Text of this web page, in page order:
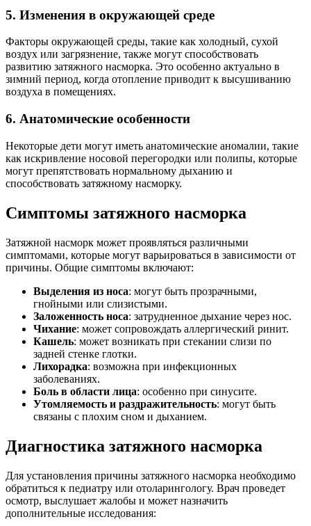
5. Изменения в окружающей среде
Факторы окружающей среды, такие как холодный, сухой
воздух или загрязнение, также могут способствовать
развитию затяжного насморка. Это особенно актуально в
зимний период, когда отопление приводит к высушиванию
воздуха в помещениях.
6. Анатомические особенности
Некоторые дети могут иметь анатомические аномалии, такие
как искривление носовой перегородки или полипы, которые
могут препятствовать нормальному дыханию и
способствовать затяжному насморку.
Симптомы затяжного насморка
Затяжной насморк может проявляться различными
симптомами, которые могут варьироваться в зависимости от
причины. Общие симптомы включают:
Выделения из носа: могут быть прозрачными,
гнойными или слизистыми.
Заложенность носа: затрудненное дыхание через нос.
Чихание: может сопровождать аллергический ринит.
Кашель: может возникать при стекании слизи по
задней стенке глотки.
Лихорадка: возможна при инфекционных
заболеваниях.
Боль в области лица: особенно при синусите.
Утомляемость и раздражительность: могут быть
связаны с плохим сном и дыханием.
Диагностика затяжного насморка
Для установления причины затяжного насморка необходимо
обратиться к педиатру или отоларингологу. Врач проведет
осмотр, выслушает жалобы и может назначить
дополнительные исследования: